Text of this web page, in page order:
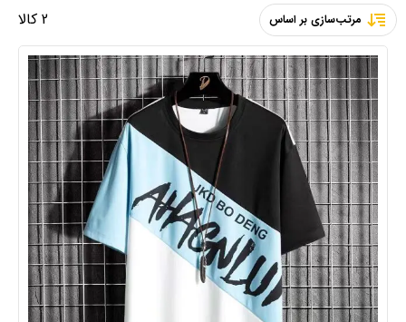
2 کالا
مرتب‌سازی بر اساس